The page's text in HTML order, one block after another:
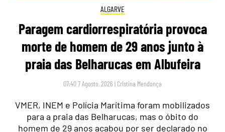
ALGARVE
Paragem cardiorrespiratória provoca
morte de homem de 29 anos junto à
praia das Belharucas em Albufeira
07:40 7 Agosto, 2026 | Cristina Mendonça
VMER, INEM e Polícia Marítima foram mobilizados
para a praia das Belharucas, mas o óbito do
homem de 29 anos acabou por ser declarado no